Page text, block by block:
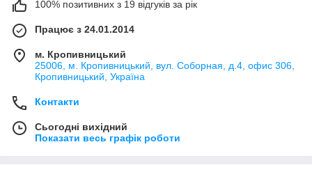
100% позитивних з 19 відгуків за рік
Працює з 24.01.2014
м. Кропивницький
25006, м. Кропивницький, вул. Соборная, д.4, офис 306,
Кропивницький, Україна
Контакти
Сьогодні вихідний
Показати весь графік роботи